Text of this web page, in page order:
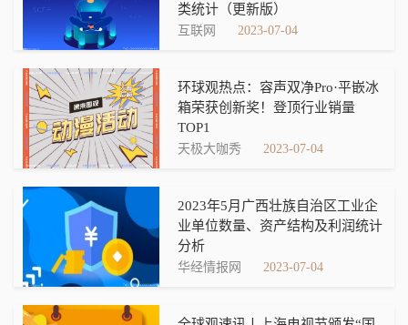
类统计（更新版）
互联网 2023-07-04
环球观热点：容声双净Pro·平嵌冰
箱荣获创新奖！登顶行业销量
TOP1
天极大咖秀 2023-07-04
2023年5月广西壮族自治区工业企
业单位数量、资产结构及利润统计
分析
华经情报网 2023-07-04